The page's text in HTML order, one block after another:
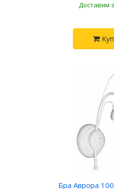
Доставим
Бра Аврора